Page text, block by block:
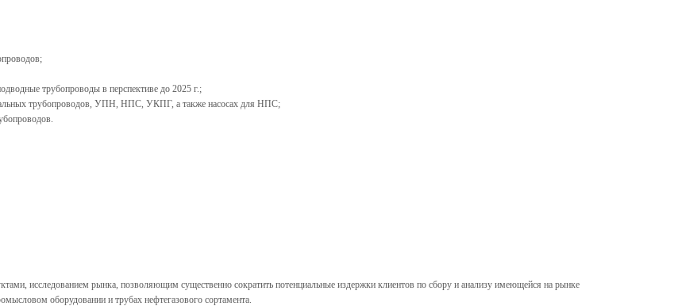
трубопроводы в перспективе до 2025 г.;
трубопроводов, УПН, НПС, УКПГ, а также насосах для НПС;
исследованием рынка, позволяющим существенно сократить потенциальные издержки клиентов по сбору и анализу имеющейся на рынке
оборудовании и трубах нефтегазового сортамента.